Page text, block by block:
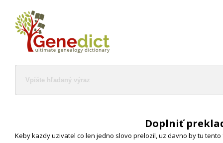
Doplniť
Keby kazdy uzivatel co len jedno slovo prelozil, uz davno by tu